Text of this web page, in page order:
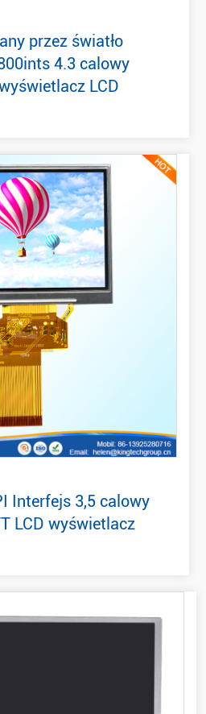
przez światło
4.3 calowy
LCD
Interfejs 3,5 calowy
LCD wyświetlacz